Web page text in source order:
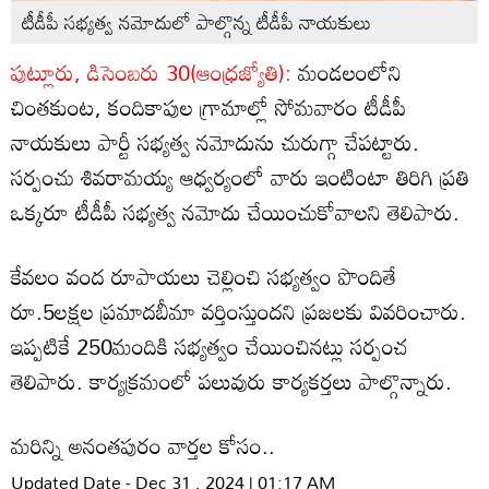
టీడీపీ సభ్యత్వ నమోదులో పాల్గొన్న టీడీపీ నాయకులు
పుట్లూరు, డిసెంబరు 30(ఆంధ్రజ్యోతి): మండలంలోని
చింతకుంట, కందికాపుల గ్రామాల్లో సోమవారం టీడీపీ
నాయకులు పార్టీ సభ్యత్వ నమోదును చురుగ్గా చేపట్టారు.
సర్పంచు శివరామయ్య ఆధ్వర్యంలో వారు ఇంటింటా తిరిగి ప్రతి
ఒక్కరూ టీడీపీ సభ్యత్వ నమోదు చేయించుకోవాలని తెలిపారు.
కేవలం వంద రూపాయలు చెల్లించి సభ్యత్వం పొందితే
రూ.5లక్షల ప్రమాదబీమా వర్తింస్తుందని ప్రజలకు వివరించారు.
ఇప్పటికే 250మందికి సభ్యత్వం చేయించినట్లు సర్పంచ
తెలిపారు. కార్యక్రమంలో పలువురు కార్యకర్తలు పాల్గొన్నారు.
మరిన్ని అనంతపురం వార్తల కోసం..